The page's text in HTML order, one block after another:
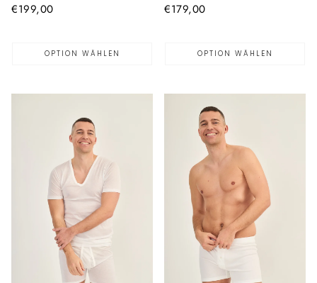
Normaler
€199,00
OPTION WÄHLEN
Normaler
€179,00
OPTION WÄHLEN